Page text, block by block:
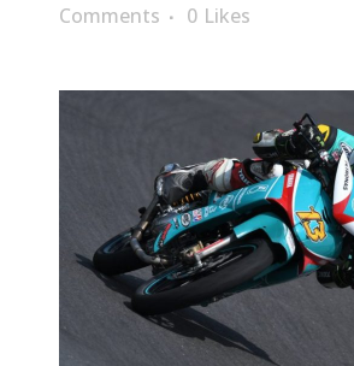
Comments
0 Likes